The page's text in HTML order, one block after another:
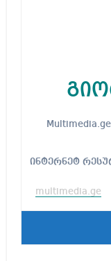
Multimedia.ge-ს დამფუძნებელი და მთავარი
ინტერნეტ
multimedia.ge